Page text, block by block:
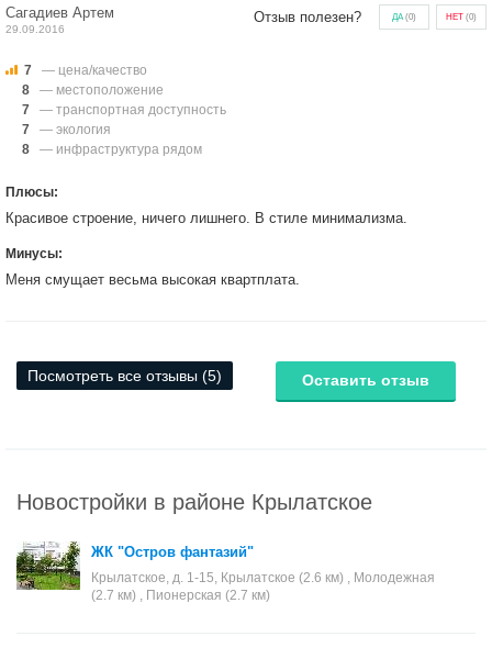
Сагадиев Артем
29.09.2016
Отзыв полезен? ДА(0) НЕТ (0)
7
— цена/качество
8
— местоположение
7
— транспортная доступность
7
— экология
8
— инфраструктура рядом
Плюсы:
Красивое строение, ничего лишнего. В стиле минимализма.
Минусы:
Меня смущает весьма высокая квартплата.
Посмотреть все отзывы (5) Оставить отзыв
Новостройки в районе Крылатское
ЖК "Остров фантазий"
Крылатское, д. 1-15, Крылатское (2.6 км) , Молодежная
(2.7 км) , Пионерская (2.7 км)